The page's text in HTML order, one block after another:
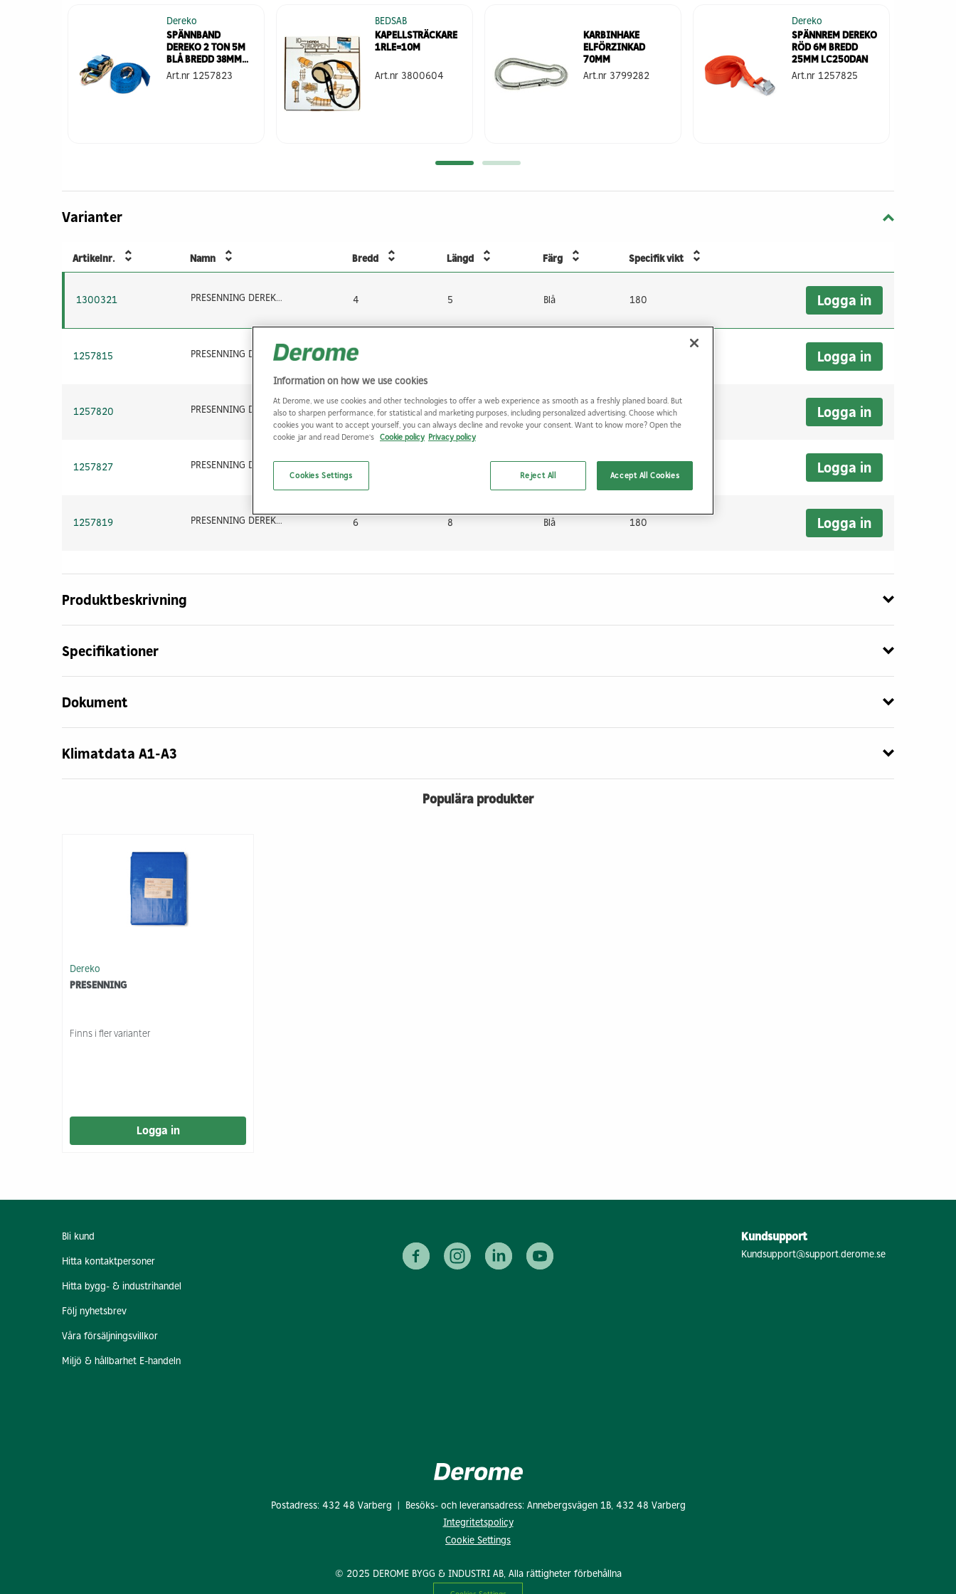
Dereko
SPÄNNBAND
DEREKO 2 TON 5M
BLÅ BREDD 38MM
LC1000DAN
Art.nr 1257823
BEDSAB
KAPELLSTRÄCKARE
1RLE=10M
Art.nr 3800604
KARBINHAKE
ELFÖRZINKAD
70MM
Art.nr 3799282
Dereko
SPÄNNREM DEREKO
RÖD 6M BREDD
25MM LC250DAN
Art.nr 1257825
Varianter
Artikelnr. Namn Bredd Längd Färg Specifik vikt
1300321 PRESENNING DEREKO 4X5M BLÅ VIKT:180G/M2 4 5 Blå 180 Logga in
1257815 PRESENNING DEREKO 4X6M BLÅ VIKT:180G/M2 4 Logga in
1257820 PRESENNING DEREKO 4X8M BLÅ VIKT:180G/M2 4 8 Blå 180 Logga in
1257827 PRESENNING DEREKO 6X10M BLÅ VIKT:180G/M2 Logga in
1257819 PRESENNING DEREKO 6X8M BLÅ VIKT: 180G/M2 6 8 Blå 180 Logga in
Produktbeskrivning
Specifikationer
Dokument
Klimatdata A1-A3
Populära produkter
Dereko
PRESENNING
Finns i fler varianter
Logga in
Bli kund
Hitta kontaktpersoner
Hitta bygg- & industrihandel
Följ nyhetsbrev
Våra försäljningsvillkor
Miljö & hållbarhet E-handeln
Kundsupport
Kundsupport@support.derome.se
Postadress: 432 48 Varberg | Besöks- och leveransadress: Annebergsvägen 1B, 432 48 Varberg
Integritetspolicy
Cookie Settings
© 2025 DEROME BYGG & INDUSTRI AB, Alla rättigheter förbehållna
Information on how we use cookies
At Derome, we use cookies and other technologies to offer a web experience as smooth as a freshly planed board. But
also to sharpen performance, for statistical and marketing purposes, including personalized advertising. Choose which
cookies you want to accept yourself, you can always decline and revoke your consent. Want to know more? Open the
cookie jar and read Derome's Cookie policy Privacy policy
Reject All Accept All Cookies
Cookies Settings